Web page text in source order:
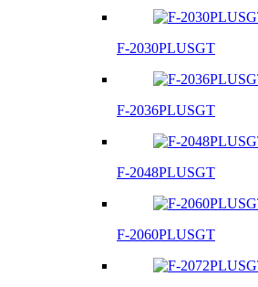
F-2030PLUSGT
F-2036PLUSGT
F-2048PLUSGT
F-2060PLUSGT